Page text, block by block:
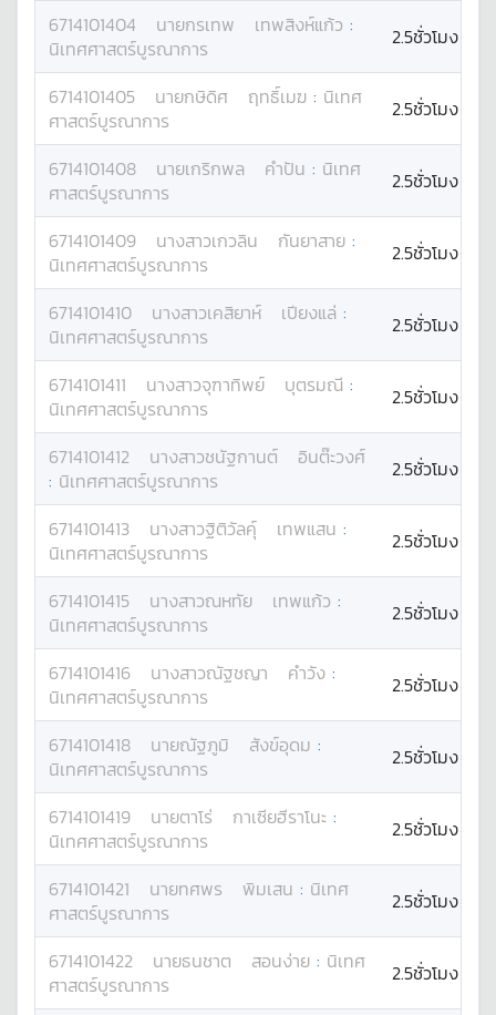
6714101404 นายกรเทพ เทพสิงห์แก้ว :
นิเทศศาสตร์บูรณาการ
2.5ชั่วโมง
6714101405 นายกษิดิศ ฤทธิ์เมฆ : นิเทศ
ศาสตร์บูรณาการ
2.5ชั่วโมง
6714101408 นายเกริกพล คำปัน : นิเทศ
ศาสตร์บูรณาการ
2.5ชั่วโมง
6714101409 นางสาวเกวลิน กันยาสาย :
นิเทศศาสตร์บูรณาการ
2.5ชั่วโมง
6714101410 นางสาวเคสิยาห์ เปียงแล่ :
นิเทศศาสตร์บูรณาการ
2.5ชั่วโมง
6714101411 นางสาวจุฑาทิพย์ บุตรมณี :
นิเทศศาสตร์บูรณาการ
2.5ชั่วโมง
6714101412 นางสาวชนัฐกานต์
อินต๊ะวงศ์
: นิเทศศาสตร์บูรณาการ 2.5ชั่วโมง
6714101413 นางสาวฐิติวัลคุ์ เทพแสน :
นิเทศศาสตร์บูรณาการ
2.5ชั่วโมง
6714101415 นางสาวณหทัย เทพแก้ว :
นิเทศศาสตร์บูรณาการ
2.5ชั่วโมง
6714101416 นางสาวณัฐชญา คำวัง :
นิเทศศาสตร์บูรณาการ
2.5ชั่วโมง
6714101418 นายณัฐภูมิ สังข์อุดม :
นิเทศศาสตร์บูรณาการ
2.5ชั่วโมง
6714101419 นายตาโร่ กาเซียฮีราโนะ :
นิเทศศาสตร์บูรณาการ
2.5ชั่วโมง
6714101421 นายทศพร พิมเสน : นิเทศ
ศาสตร์บูรณาการ
2.5ชั่วโมง
6714101422 นายธนชาต สอนง่าย : นิเทศ
ศาสตร์บูรณาการ
2.5ชั่วโมง